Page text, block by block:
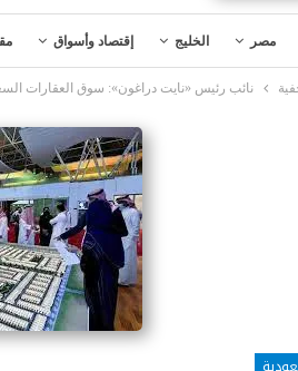
مصر الخليج إقتصاد وأسواق
نائب رئيس «نايت دراغون»: سوق العقارات